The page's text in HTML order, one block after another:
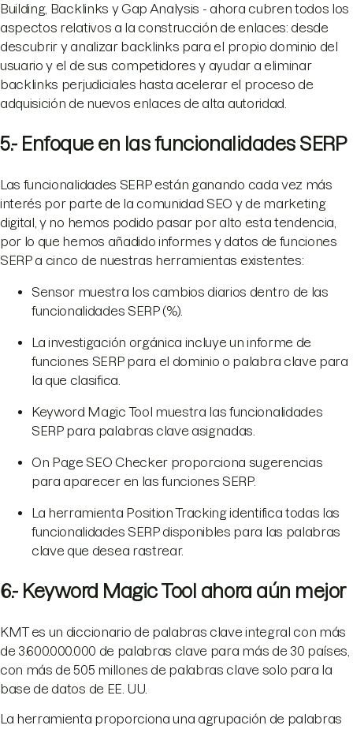
Building, Backlinks y Gap Analysis - ahora cubren todos los
aspectos relativos a la construcción de enlaces: desde
descubrir y analizar backlinks para el propio dominio del
usuario y el de sus competidores y ayudar a eliminar
backlinks perjudiciales hasta acelerar el proceso de
adquisición de nuevos enlaces de alta autoridad.
5.- Enfoque en las funcionalidades SERP
Las funcionalidades SERP están ganando cada vez más
interés por parte de la comunidad SEO y de marketing
digital, y no hemos podido pasar por alto esta tendencia,
por lo que hemos añadido informes y datos de funciones
SERP a cinco de nuestras herramientas existentes:
Sensor muestra los cambios diarios dentro de las
funcionalidades SERP (%).
La investigación orgánica incluye un informe de
funciones SERP para el dominio o palabra clave para
la que clasifica.
Keyword Magic Tool muestra las funcionalidades
SERP para palabras clave asignadas.
On Page SEO Checker proporciona sugerencias
para aparecer en las funciones SERP.
La herramienta Position Tracking identifica todas las
funcionalidades SERP disponibles para las palabras
clave que desea rastrear.
6.- Keyword Magic Tool ahora aún mejor
KMT es un diccionario de palabras clave integral con más
de 3.600.000.000 de palabras clave para más de 30 países,
con más de 505 millones de palabras clave solo para la
base de datos de EE. UU.
La herramienta proporciona una agrupación de palabras